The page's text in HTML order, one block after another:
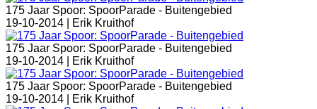
175 Jaar Spoor: SpoorParade - Buitengebied
19-10-2014 |
Erik Kruithof
175 Jaar Spoor: SpoorParade - Buitengebied
19-10-2014 |
Erik Kruithof
175 Jaar Spoor: SpoorParade - Buitengebied
19-10-2014 |
Erik Kruithof